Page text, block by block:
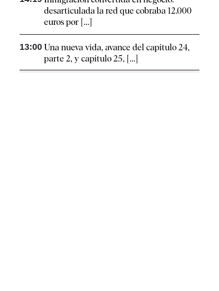
desarticulada la red que cobraba 12.000
euros por [...]
13:00 Una nueva vida, avance del capítulo 24,
parte 2, y capítulo 25, [...]